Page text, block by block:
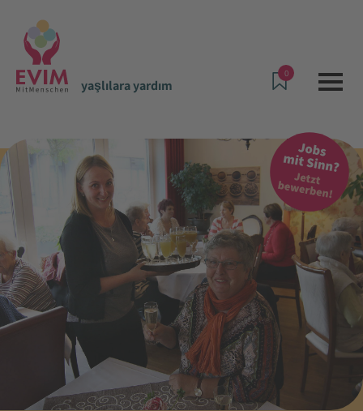
yaşlılara yardım
0
Teklifler ve Hizmetler
yaşlılara yardım
Hochheim Yaşlılar Merkezi